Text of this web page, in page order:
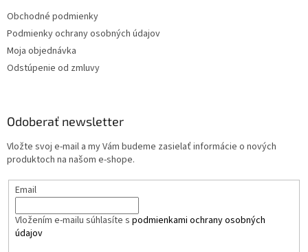
Obchodné podmienky
Podmienky ochrany osobných údajov
Moja objednávka
Odstúpenie od zmluvy
Odoberať newsletter
Vložte svoj e-mail a my Vám budeme zasielať informácie o nových
produktoch na našom e-shope.
Email
Vložením e-mailu súhlasíte s podmienkami ochrany osobných
údajov